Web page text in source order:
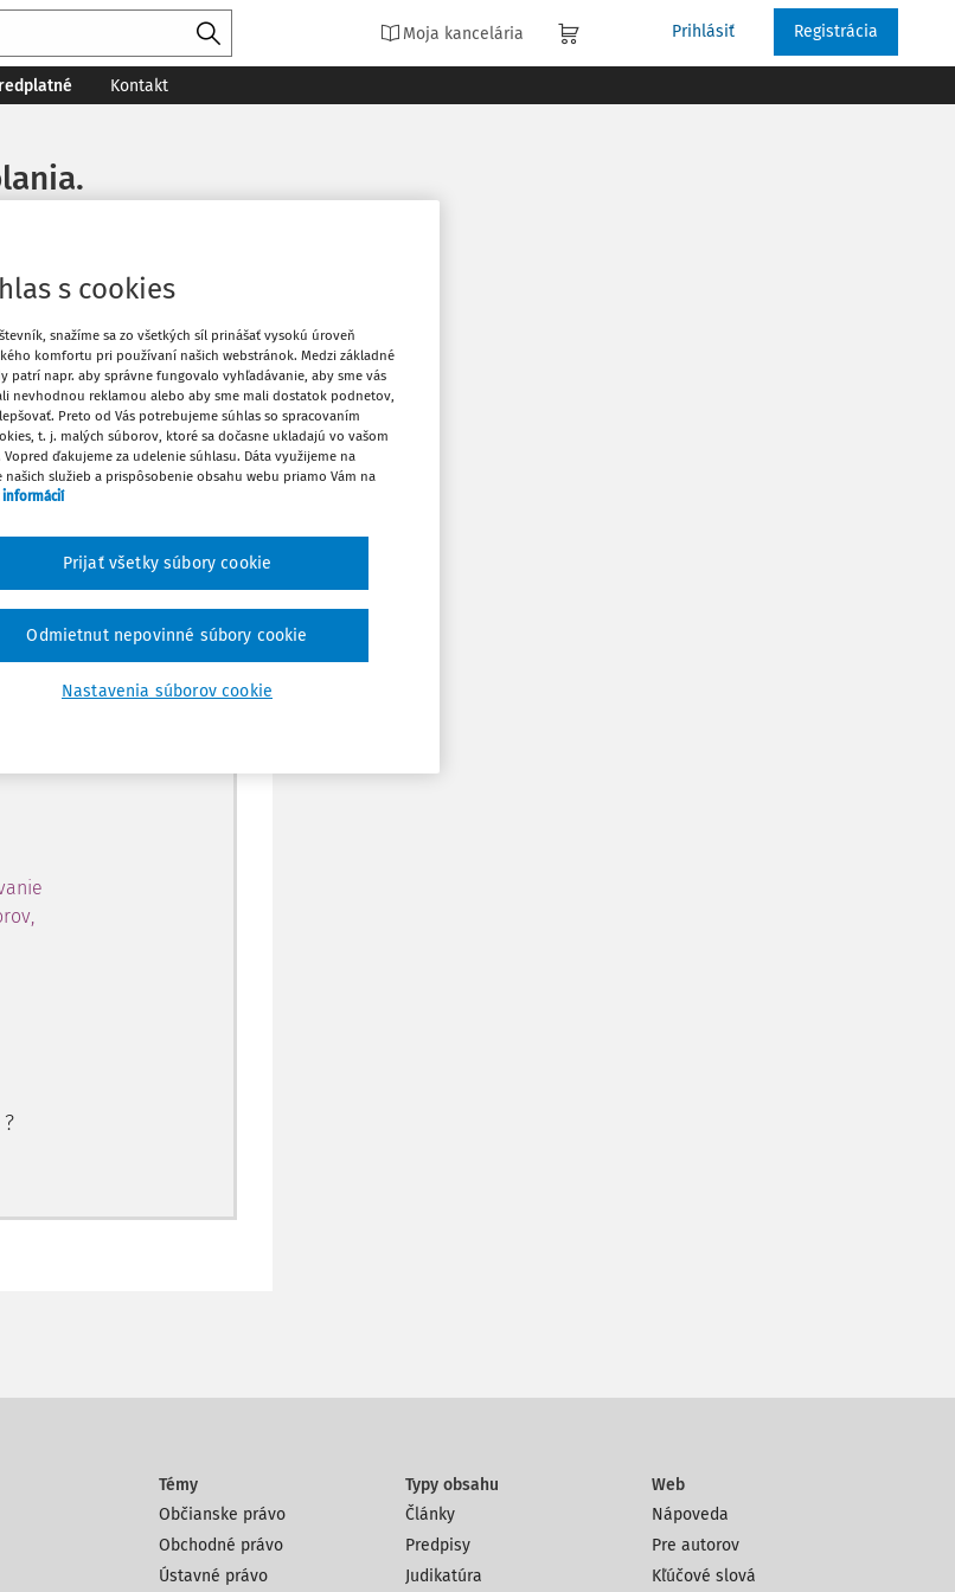
Moja kancelária Prihlásiť Registrácia
Kontakt
Prihláste sa
prístup na 10
?
Vytlačiť
Obľúbené
Stiahnuť
Témy
Občianske právo
Obchodné právo
Ústavné právo
Typy obsahu
Články
Predpisy
Judikatúra
Web
Nápoveda
Pre autorov
Kľúčové slová
s cookies
snažíme sa zo všetkých síl prinášať vysokú úroveň
komfortu pri používaní našich webstránok. Medzi základné
patrí napr. aby správne fungovalo vyhľadávanie, aby sme vás
nevhodnou reklamou alebo aby sme mali dostatok podnetov,
Preto od Vás potrebujeme súhlas so spracovaním
t. j. malých súborov, ktoré sa dočasne ukladajú vo vašom
Vopred ďakujeme za udelenie súhlasu. Dáta využijeme na
našich služieb a prispôsobenie obsahu webu priamo Vám na
informácií
Nastavenia súborov cookie
Odmietnut nepovinné súbory cookie
Prijať všetky súbory cookie